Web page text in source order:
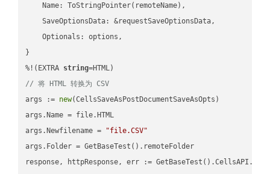
    Name: ToStringPointer(remoteName),
    SaveOptionsData: &requestSaveOptionsData,
    Optionals: options,
}
%!(EXTRA string
// 将 HTML 转换为 CSV
args := new(CellsSaveAsPostDocumentSaveAsOpts)
args.Name = file.HTML
args.Newfilename =
"file.CSV"
args.Folder = GetBaseTest().remoteFolder